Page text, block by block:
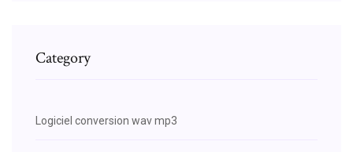
Category
Logiciel conversion wav mp3